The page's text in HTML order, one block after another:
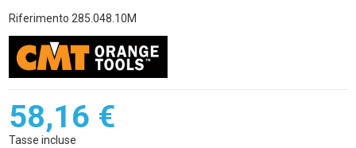
Riferimento 285.048.10M
58,16 €
Tasse incluse